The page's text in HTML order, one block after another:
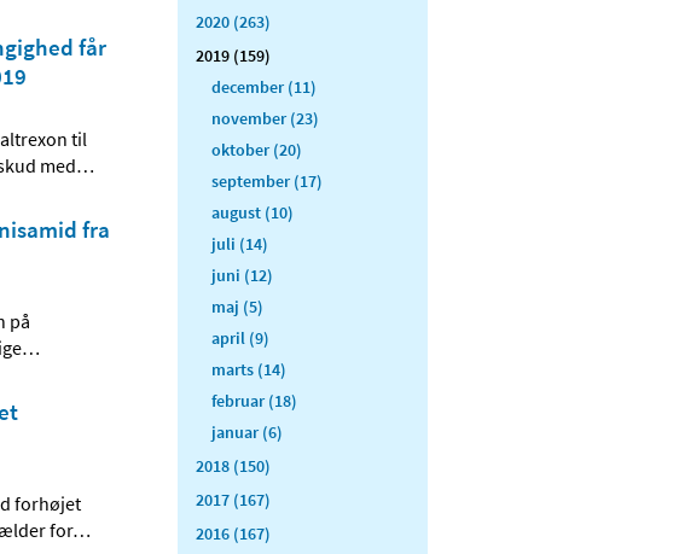
får
til
med…
fra
på
…
forhøjet
for…
2020 (263)
2019 (159)
december (11)
november (23)
oktober (20)
september (17)
august (10)
juli (14)
juni (12)
maj (5)
april (9)
marts (14)
februar (18)
januar (6)
2018 (150)
2017 (167)
2016 (167)